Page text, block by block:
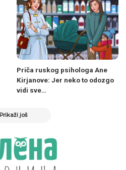
Priča ruskog psihologa Ane
Kirjanove: Jer neko to odozgo
vidi sve…
Prikaži još